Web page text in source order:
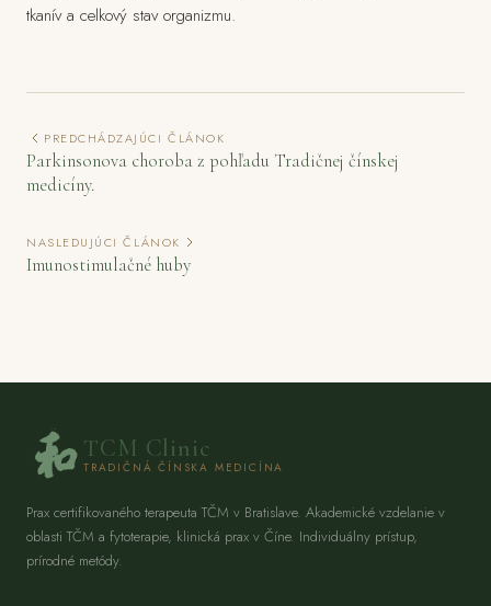
tkanív a celkový stav organizmu.
PREDCHÁDZAJÚCI ČLÁNOK
Parkinsonova choroba z pohľadu Tradičnej čínskej
medicíny.
NASLEDUJÚCI ČLÁNOK
Imunostimulačné huby
TCM Clinic
TRADIČNÁ ČÍNSKA MEDICÍNA
Prax certifikovaného terapeuta TČM v Bratislave. Akademické vzdelanie v
oblasti TČM a fytoterapie, klinická prax v Číne. Individuálny prístup,
prírodné metódy.